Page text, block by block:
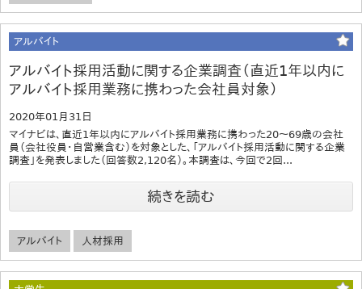
アルバイト
アルバイト採用活動に関する企業調査（直近1年以内に
アルバイト採用業務に携わった会社員対象）
2020年01月31日
マイナビは、直近1年以内にアルバイト採用業務に携わった20～69歳の会社
員（会社役員・自営業含む）を対象とした、「アルバイト採用活動に関する企業
調査」を発表しました（回答数2,120名）。本調査は、今回で2回...
続きを読む
アルバイト 人材採用